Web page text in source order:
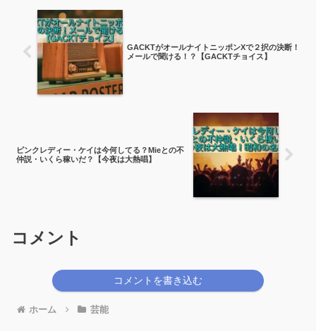
GACKTがオールナイトニッポンXで２択の決断！
メールで聞ける！？【GACKTチョイス】
ピンクレディー・ケイは今何してる？Mieとの不
仲説・いくら稼いだ？【今夜は大熱唱】
コメント
コメントを書き込む
ホーム 芸能